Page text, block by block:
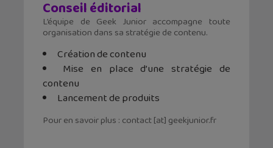
Conseil éditorial
L’équipe de Geek Junior accompagne toute
organisation dans sa stratégie de contenu.
Création de contenu
Mise en place d’une stratégie de
contenu
Lancement de produits
Pour en savoir plus : contact [at] geekjunior.fr